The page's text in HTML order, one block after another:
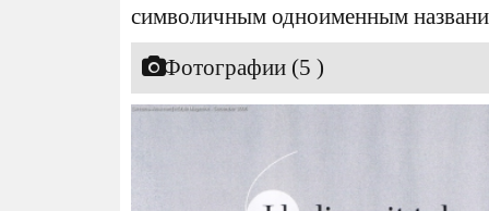
символичным одноименным
Фотографии (5 )